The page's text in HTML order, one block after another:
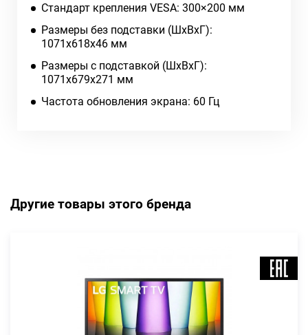
Стандарт крепления VESA: 300×200 мм
Размеры без подставки (ШxВxГ):
1071x618x46 мм
Размеры с подставкой (ШxВxГ):
1071x679x271 мм
Частота обновления экрана: 60 Гц
Другие товары этого бренда